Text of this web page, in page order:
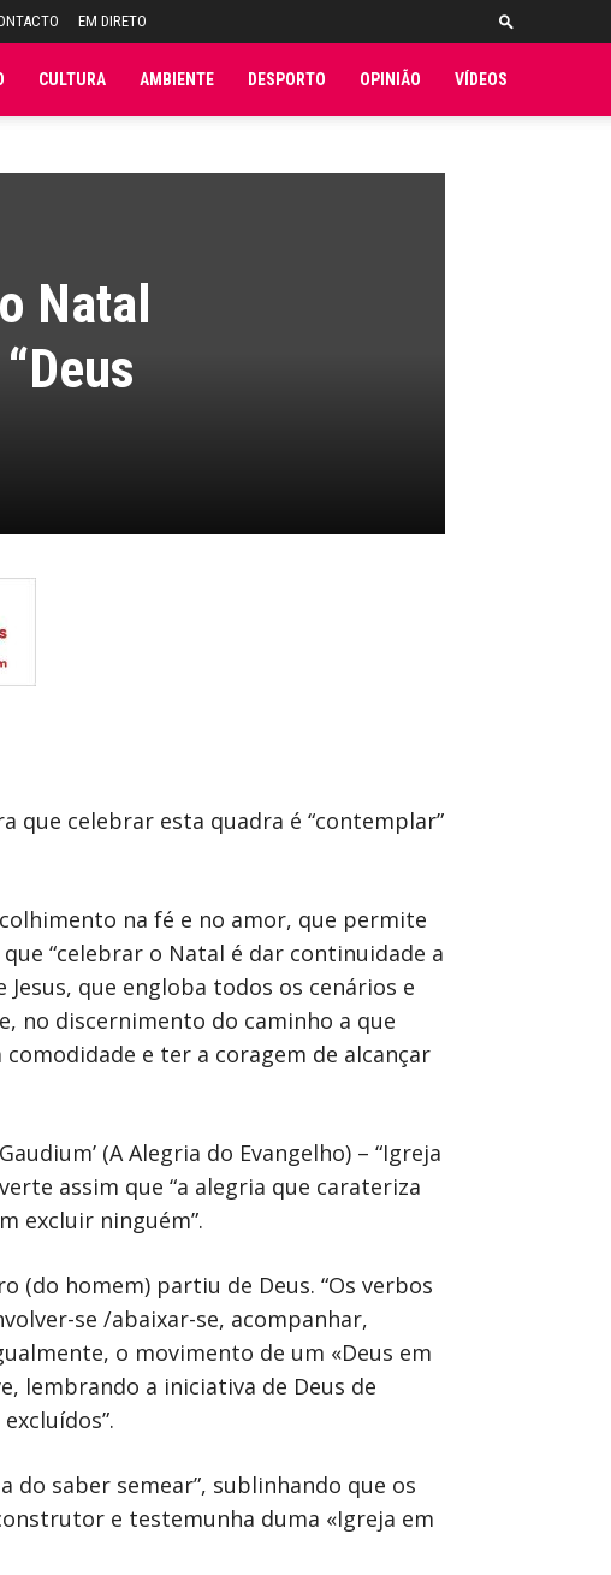
EM DIRETO
CULTURA AMBIENTE DESPORTO OPINIÃO VÍDEOS
Natal
que celebrar esta quadra é “contemplar”
na fé e no amor, que permite
“celebrar o Natal é dar continuidade a
que engloba todos os cenários e
no discernimento do caminho a que
e ter a coragem de alcançar
(A Alegria do Evangelho) – “Igreja
assim que “a alegria que carateriza
excluir ninguém”.
(do homem) partiu de Deus. “Os verbos
se /abaixar-se, acompanhar,
o movimento de um «Deus em
lembrando a iniciativa de Deus de
saber semear”, sublinhando que os
e testemunha duma «Igreja em